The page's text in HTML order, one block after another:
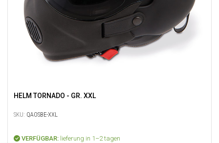
HELM TORNADO - GR. XXL
SKU: QAOSBE-XXL
VERFÜGBAR: lieferung in 1–2 tagen